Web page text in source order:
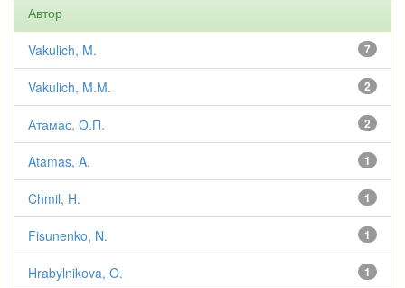
Автор
7
Vakulich, M.
2
Vakulich, M.M.
2
Атамас, О.П.
1
Atamas, A.
1
Chmil, H.
1
Fisunenko, N.
1
Hrabylnikova, O.